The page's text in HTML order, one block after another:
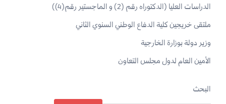
الدراسات العليا (الدكتوراه رقم (2) و الماجستير رقم(4))
ملتقى خريجين كلية الدفاع الوطني السنوي الثاني
وزير دولة بوزارة الخارجية
الأمين العام لدول مجلس التعاون
البحث